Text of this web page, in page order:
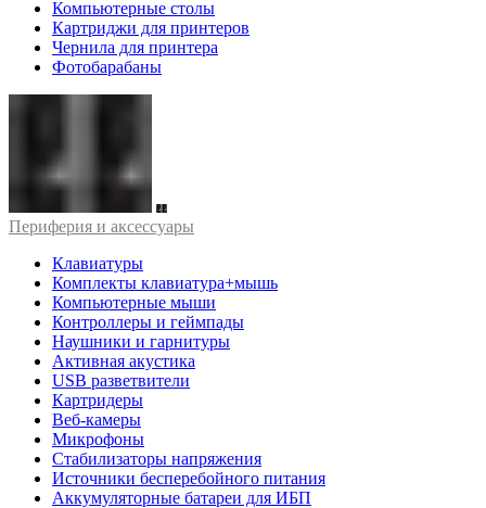
Компьютерные столы
Картриджи для принтеров
Чернила для принтера
Фотобарабаны
Периферия и аксессуары
Клавиатуры
Комплекты клавиатура+мышь
Компьютерные мыши
Контроллеры и геймпады
Наушники и гарнитуры
Активная акустика
USB разветвители
Картридеры
Веб-камеры
Микрофоны
Стабилизаторы напряжения
Источники бесперебойного питания
Аккумуляторные батареи для ИБП